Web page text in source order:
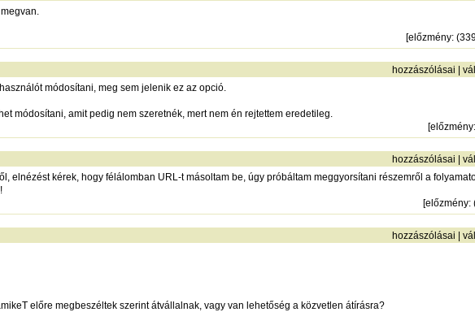
[előzmény:
hozzászólásai |
módosítani, meg sem jelenik ez az opció.
módosítani, amit pedig nem szeretnék, mert nem én rejtettem eredetileg.
[előzmény
hozzászólásai |
elnézést kérek, hogy félálomban URL-t másoltam be, úgy próbáltam meggyorsítani részemről a
[előzmény:
hozzászólásai |
előre megbeszéltek szerint átvállalnak, vagy van lehetőség a közvetlen átírásra?